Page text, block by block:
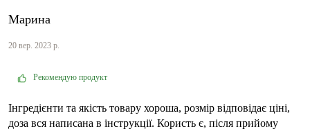
Марина
20 вер. 2023 р.
Рекомендую продукт
Інгредієнти та якість товару хороша, розмір відповідає ціні,
доза вся написана в інструкції. Користь є, після прийому